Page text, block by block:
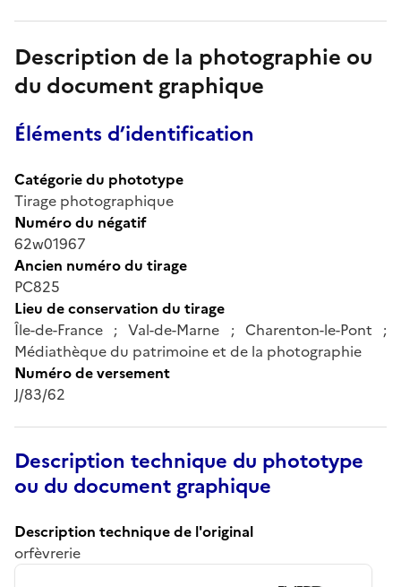
Description de la photographie ou
du document graphique
Éléments d’identification
Catégorie du phototype
Tirage photographique
Numéro du négatif
62w01967
Ancien numéro du tirage
PC825
Lieu de conservation du tirage
Île-de-France ; Val-de-Marne ; Charenton-le-Pont ;
Médiathèque du patrimoine et de la photographie
Numéro de versement
J/83/62
Description technique du phototype
ou du document graphique
Description technique de l'original
orfèvrerie